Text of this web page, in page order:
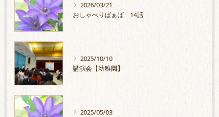
2026/03/21
おしゃべりばぁば 14話
2025/10/10
講演会【幼稚園】
2025/05/03